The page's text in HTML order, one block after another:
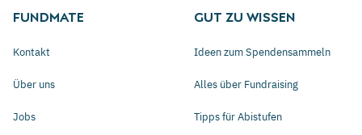
FUNDMATE
Kontakt
Über uns
Jobs
GUT ZU WISSEN
Ideen zum Spendensammeln
Alles über Fundraising
Tipps für Abistufen